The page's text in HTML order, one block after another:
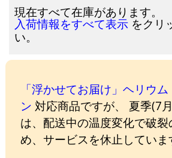
現在すべて在庫があります。
入荷情報をすべて表示 をクリ
い。
「浮かせてお届け」ヘリウ
ン 対応商品ですが、 夏季(7
は、配送中の温度変化で破
め、サービスを休止していま